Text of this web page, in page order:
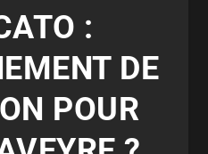
:
DE
POUR